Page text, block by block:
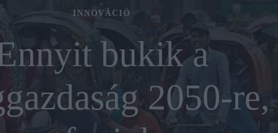
INNOVÁCIÓ
bukik a
2050-re,